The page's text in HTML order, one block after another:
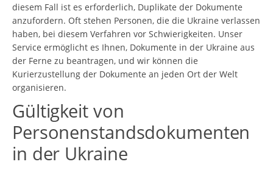
diesem Fall ist es erforderlich, Duplikate der Dokumente
anzufordern. Oft stehen Personen, die die Ukraine verlassen
haben, bei diesem Verfahren vor Schwierigkeiten. Unser
Service ermöglicht es Ihnen, Dokumente in der Ukraine aus
der Ferne zu beantragen, und wir können die
Kurierzustellung der Dokumente an jeden Ort der Welt
organisieren.
Gültigkeit von
Personenstandsdokumenten
in der Ukraine